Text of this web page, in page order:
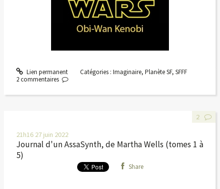
Lien permanent Catégories : Imaginaire, Planète SF, SFFF
2 commentaires
21h16 27 juin 2022
Journal d'un AssaSynth, de Martha Wells (tomes 1 à
5)
Share
2